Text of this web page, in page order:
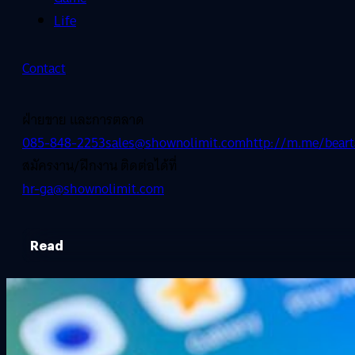
Life
Contact
ฝ่ายขาย และการตลาด
085-848-2253sales@shownolimit.comhttp://m.me/
สมัครงาน/ฝึกงาน ติดต่อได้ที่
hr-ga@shownolimit.com
Read